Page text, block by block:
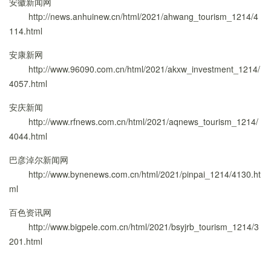
http://news.anhuinew.cn/html/2021/ahwang_tourism_1214/4
114.html
安康新网
http://www.96090.com.cn/html/2021/akxw_investment_1214/
4057.html
安庆新闻
http://www.rfnews.com.cn/html/2021/aqnews_tourism_1214/
4044.html
巴彦淖尔新闻网
http://www.bynenews.com.cn/html/2021/pinpai_1214/4130.ht
ml
百色资讯网
http://www.bigpele.com.cn/html/2021/bsyjrb_tourism_1214/3
201.html